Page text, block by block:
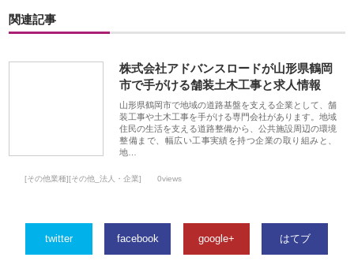
関連記事
株式会社アドバンスロードが山形県鶴岡
市で手がける舗装土木工事と求人情報
山形県鶴岡市で地域の道路基盤を支える企業として、舗
装工事や土木工事を手がける専門会社があります。地域
住民の生活を支える道路整備から、公共施設周辺の環境
整備まで、幅広い工事実績を持つ企業の取り組みと、
地…
[その他業種][その他_法人・企業] 0views
twitter facebook google+ はてブ